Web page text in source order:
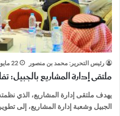
رئيس التحرير: محمد بن منصور 22 مايو، 2017
ملتقى إدارة المشاريع
يهدف ملتقى إدارة المشاريع، الذي
الجبيل وشعبة إدارة المشاريع، إلى